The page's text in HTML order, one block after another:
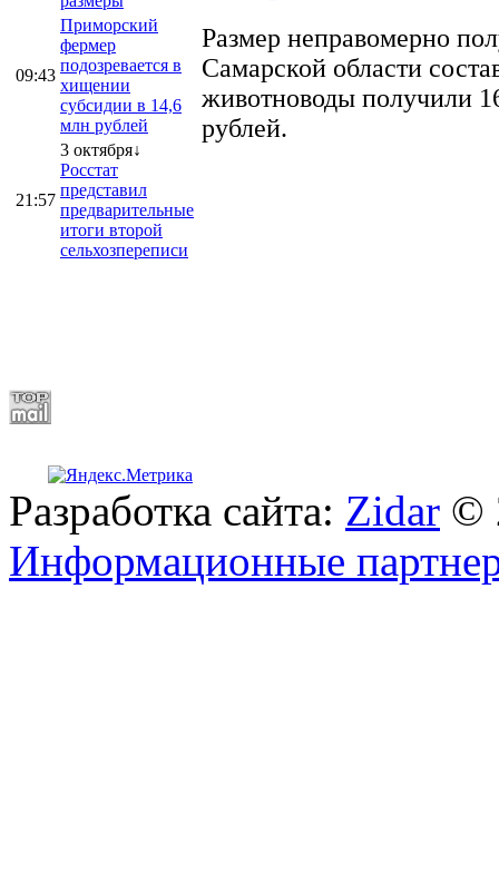
09:43
Приморский
фермер
подозревается в
хищении
субсидии в 14,6
млн рублей
21:57
3 октября↓
Росстат
представил
предварительные
итоги второй
сельхозпереписи
Размер неправомерно
Самарской области
животноводы получили
рублей.
Разработка сайта: Zidar ©
Информационные